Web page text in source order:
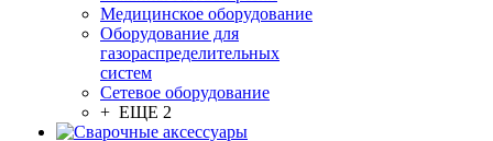
Медицинское оборудование
Оборудование для
газораспределительных
систем
Сетевое оборудование
+ ЕЩЕ 2